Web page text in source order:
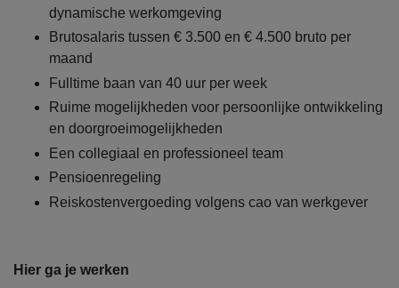
dynamische werkomgeving
Brutosalaris tussen € 3.500 en € 4.500 bruto per
maand
Fulltime baan van 40 uur per week
Ruime mogelijkheden voor persoonlijke ontwikkeling
en doorgroeimogelijkheden
Een collegiaal en professioneel team
Pensioenregeling
Reiskostenvergoeding volgens cao van werkgever
Hier ga je werken